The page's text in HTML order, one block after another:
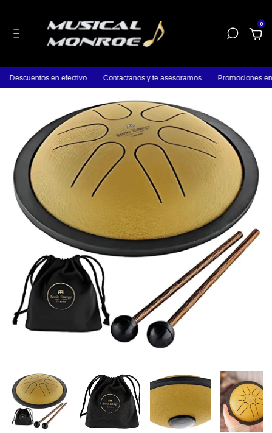
0
Descuentos en efectivo Contactanos y te asesoramos Promociones en